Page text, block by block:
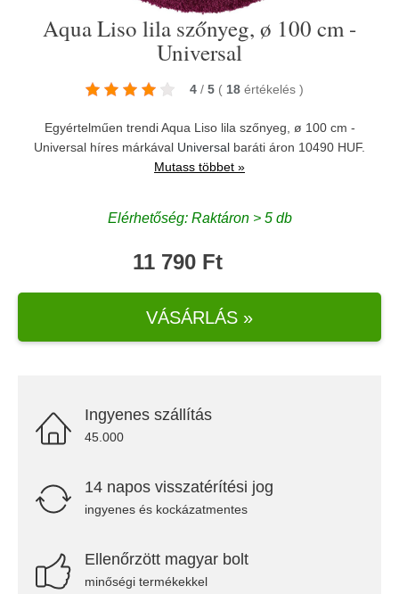
Aqua Liso lila szőnyeg, ø 100 cm -
Universal
4 / 5 ( 18 értékelés )
Egyértelműen trendi Aqua Liso lila szőnyeg, ø 100 cm -
Universal híres márkával Universal baráti áron 10490 HUF.
Mutass többet »
Elérhetőség: Raktáron > 5 db
11 790 Ft
VÁSÁRLÁS »
Ingyenes szállítás
45.000
14 napos visszatérítési jog
ingyenes és kockázatmentes
Ellenőrzött magyar bolt
minőségi termékekkel